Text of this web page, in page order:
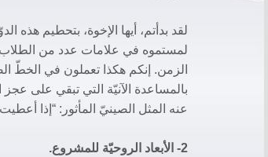
لقد بدأتم، أيها الإخوة، بتحطيم هذه
لمستموه في علامات عدد من الطلاب
الزمن. إنكم هكذا تعملون في الخطّ
بالمساعدة الآنيّة التي تبقي على
عنه المثل الصينيّ المأثور: “إذا
2- الأبعاد الروحيّة للمشروع.